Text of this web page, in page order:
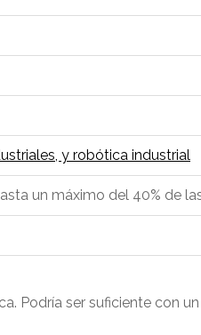
y robótica industrial
un máximo del 40% de
Podría ser suficiente con